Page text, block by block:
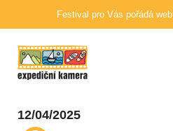
Festival pro Vás pořádá web
12/04/2025